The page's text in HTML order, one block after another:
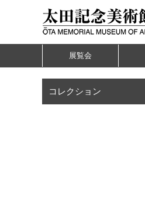
展覧会
コレクション